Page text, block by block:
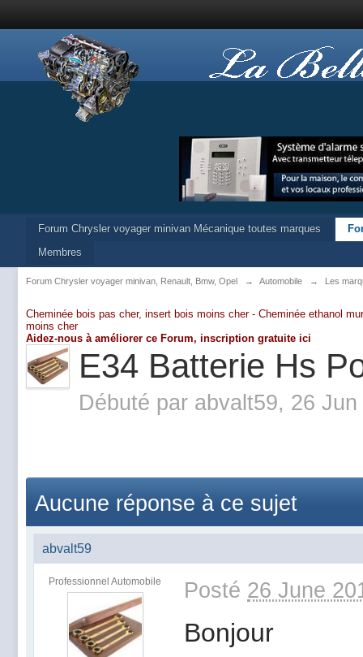
Forum Chrysler voyager minivan Mécanique toutes marques
Membres
Forum Chrysler voyager minivan, Renault, Bmw, Opel → Automobile → Les
Cheminée bois pas cher, insert bois moins cher - Cheminée ethanol
moins cher
Aidez-nous à améliorer ce Forum, inscription gratuite ici
E34 Batterie Hs
Débuté par abvalt59, 26
Aucune réponse à ce sujet
abvalt59
Professionnel Automobile Posté 26 June
Bonjour